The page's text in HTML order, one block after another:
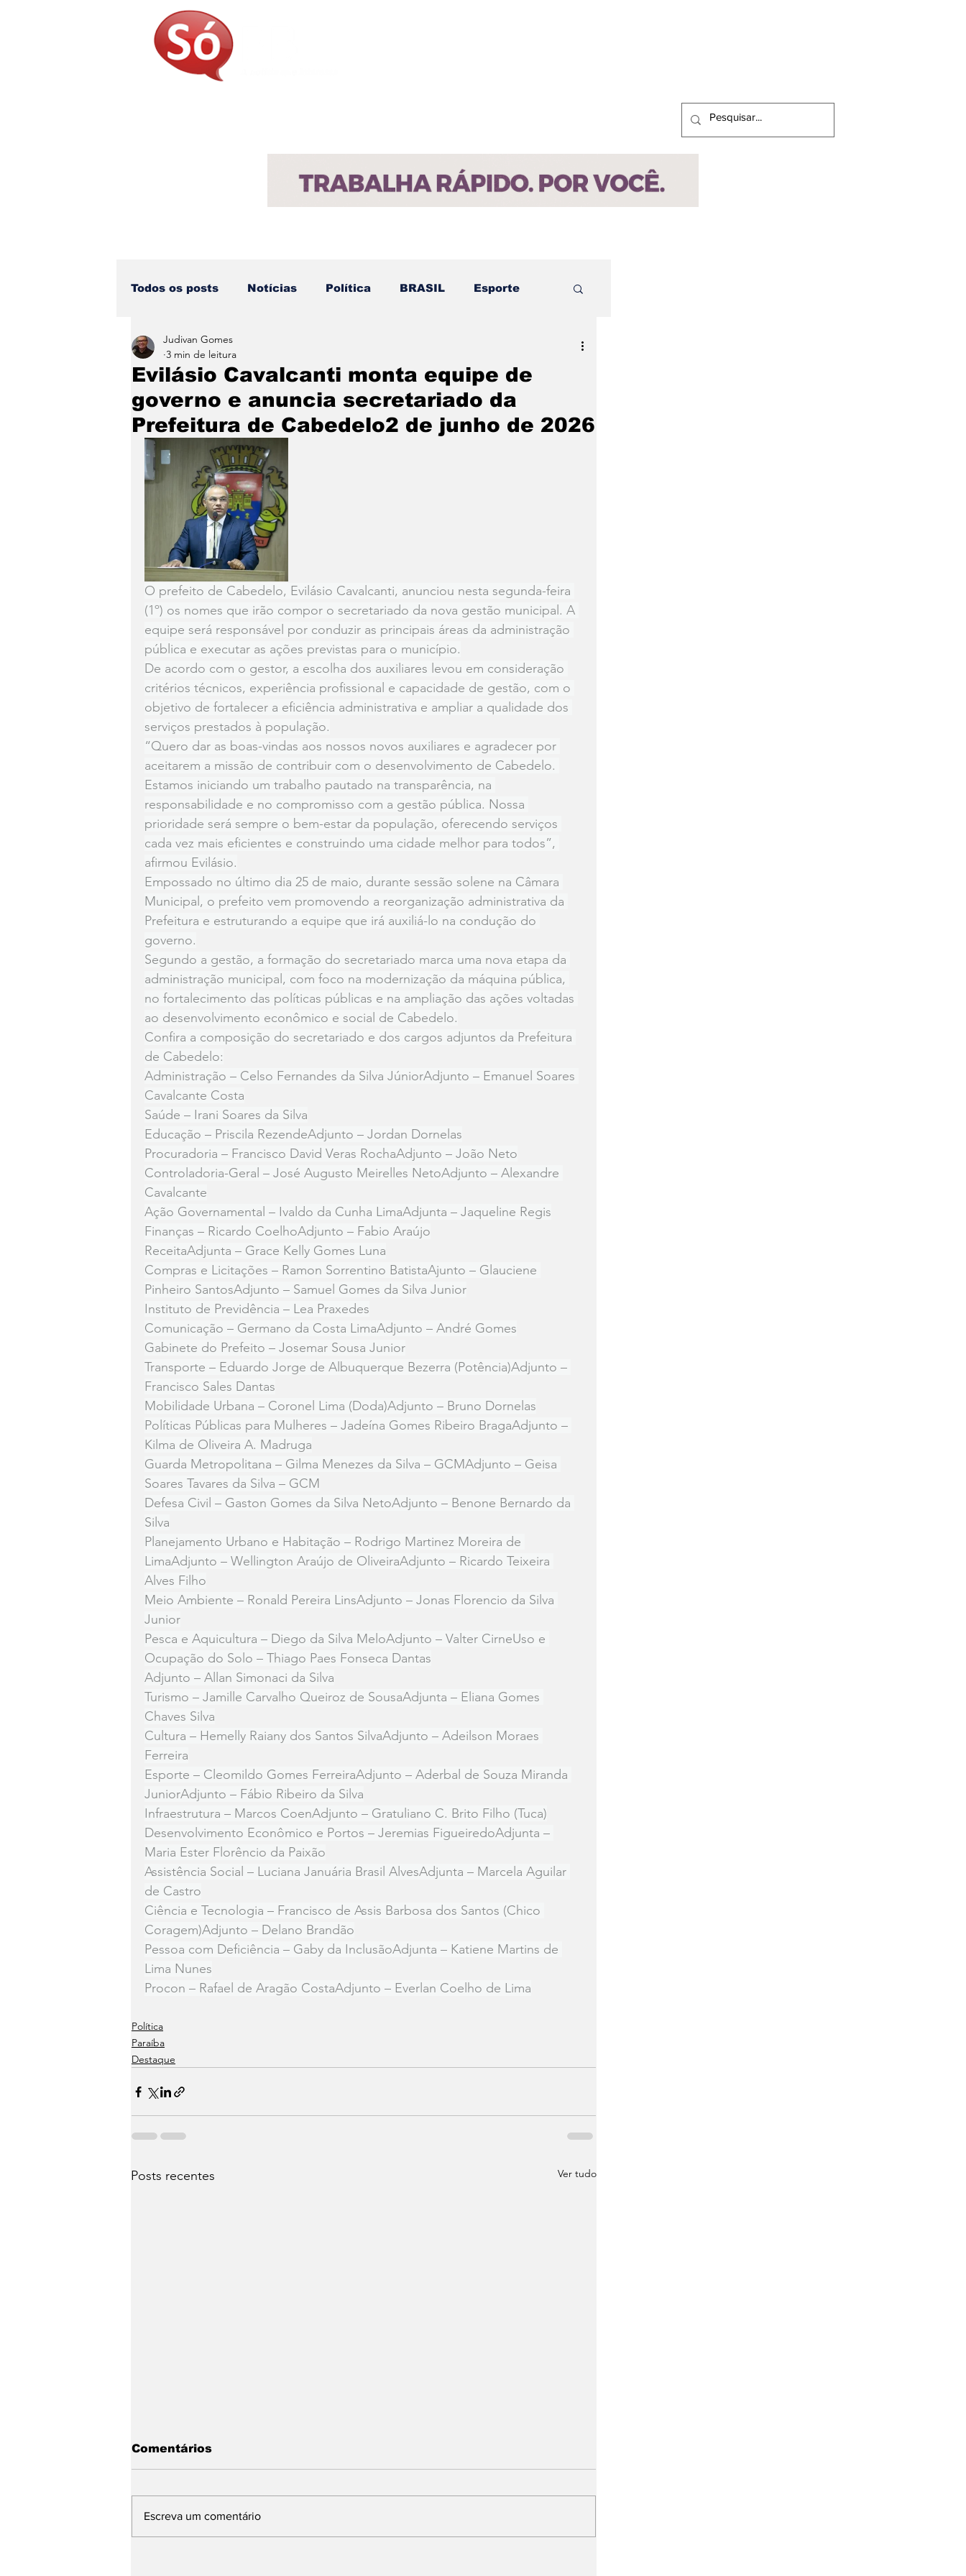
Todos os posts Notícias Política BRASIL Esporte
Entretenimento
Evilásio Cavalcanti monta equipe de
governo e anuncia secretariado da
Prefeitura de Cabedelo2 de junho de 2026
Judivan Gomes
3 min de leitura
O prefeito de Cabedelo, Evilásio Cavalcanti, anunciou nesta segunda-feira
(1º) os nomes que irão compor o secretariado da nova gestão municipal. A
equipe será responsável por conduzir as principais áreas da administração
pública e executar as ações previstas para o município.
De acordo com o gestor, a escolha dos auxiliares levou em consideração
critérios técnicos, experiência profissional e capacidade de gestão, com o
objetivo de fortalecer a eficiência administrativa e ampliar a qualidade dos
serviços prestados à população.
“Quero dar as boas-vindas aos nossos novos auxiliares e agradecer por
aceitarem a missão de contribuir com o desenvolvimento de Cabedelo.
Estamos iniciando um trabalho pautado na transparência, na
responsabilidade e no compromisso com a gestão pública. Nossa
prioridade será sempre o bem-estar da população, oferecendo serviços
cada vez mais eficientes e construindo uma cidade melhor para todos”,
afirmou Evilásio.
Empossado no último dia 25 de maio, durante sessão solene na Câmara
Municipal, o prefeito vem promovendo a reorganização administrativa da
Prefeitura e estruturando a equipe que irá auxiliá-lo na condução do
governo.
Segundo a gestão, a formação do secretariado marca uma nova etapa da
administração municipal, com foco na modernização da máquina pública,
no fortalecimento das políticas públicas e na ampliação das ações voltadas
ao desenvolvimento econômico e social de Cabedelo.
Confira a composição do secretariado e dos cargos adjuntos da Prefeitura
de Cabedelo:
Administração – Celso Fernandes da Silva JúniorAdjunto – Emanuel Soares
Cavalcante Costa
Saúde – Irani Soares da Silva
Educação – Priscila RezendeAdjunto – Jordan Dornelas
Procuradoria – Francisco David Veras RochaAdjunto – João Neto
Controladoria-Geral – José Augusto Meirelles NetoAdjunto – Alexandre
Cavalcante
Ação Governamental – Ivaldo da Cunha LimaAdjunta – Jaqueline Regis
Finanças – Ricardo CoelhoAdjunto – Fabio Araújo
ReceitaAdjunta – Grace Kelly Gomes Luna
Compras e Licitações – Ramon Sorrentino BatistaAjunto – Glauciene
Pinheiro SantosAdjunto – Samuel Gomes da Silva Junior
Instituto de Previdência – Lea Praxedes
Comunicação – Germano da Costa LimaAdjunto – André Gomes
Gabinete do Prefeito – Josemar Sousa Junior
Transporte – Eduardo Jorge de Albuquerque Bezerra (Potência)Adjunto –
Francisco Sales Dantas
Mobilidade Urbana – Coronel Lima (Doda)Adjunto – Bruno Dornelas
Políticas Públicas para Mulheres – Jadeína Gomes Ribeiro BragaAdjunto –
Kilma de Oliveira A. Madruga
Guarda Metropolitana – Gilma Menezes da Silva – GCMAdjunto – Geisa
Soares Tavares da Silva – GCM
Defesa Civil – Gaston Gomes da Silva NetoAdjunto – Benone Bernardo da
Silva
Planejamento Urbano e Habitação – Rodrigo Martinez Moreira de
LimaAdjunto – Wellington Araújo de OliveiraAdjunto – Ricardo Teixeira
Alves Filho
Meio Ambiente – Ronald Pereira LinsAdjunto – Jonas Florencio da Silva
Junior
Pesca e Aquicultura – Diego da Silva MeloAdjunto – Valter CirneUso e
Ocupação do Solo – Thiago Paes Fonseca Dantas
Adjunto – Allan Simonaci da Silva
Turismo – Jamille Carvalho Queiroz de SousaAdjunta – Eliana Gomes
Chaves Silva
Cultura – Hemelly Raiany dos Santos SilvaAdjunto – Adeilson Moraes
Ferreira
Esporte – Cleomildo Gomes FerreiraAdjunto – Aderbal de Souza Miranda
JuniorAdjunto – Fábio Ribeiro da Silva
Infraestrutura – Marcos CoenAdjunto – Gratuliano C. Brito Filho (Tuca)
Desenvolvimento Econômico e Portos – Jeremias FigueiredoAdjunta –
Maria Ester Florêncio da Paixão
Assistência Social – Luciana Januária Brasil AlvesAdjunta – Marcela Aguilar
de Castro
Ciência e Tecnologia – Francisco de Assis Barbosa dos Santos (Chico
Coragem)Adjunto – Delano Brandão
Pessoa com Deficiência – Gaby da InclusãoAdjunta – Katiene Martins de
Lima Nunes
Procon – Rafael de Aragão CostaAdjunto – Everlan Coelho de Lima
Política
Paraíba
Destaque
Posts recentes Ver tudo
Comentários
Escreva um comentário